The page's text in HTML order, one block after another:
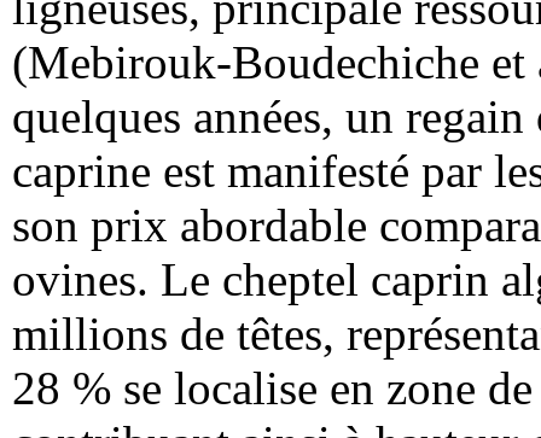
(Mebirouk-Boudechiche
quelques années, un
caprine est manifesté par
son prix abordable
ovines. Le cheptel caprin
millions de têtes,
28 % se localise en zone